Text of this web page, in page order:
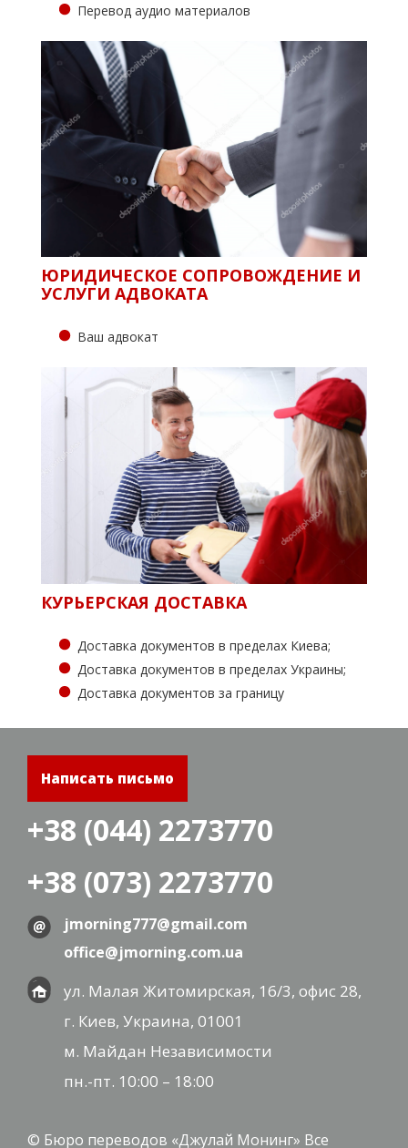
Перевод аудио материалов
ЮРИДИЧЕСКОЕ СОПРОВОЖДЕНИЕ И
УСЛУГИ АДВОКАТА
Ваш адвокат
КУРЬЕРСКАЯ ДОСТАВКА
Доставка документов в пределах Киева;
Доставка документов в пределах Украины;
Доставка документов за границу
© Бюро переводов «Джулай Монинг» Все
+38 (044) 2273770
+38 (073) 2273770
jmorning777@gmail.com
office@jmorning.com.ua
ул. Малая Житомирская, 16/3, офис 28,
г. Киев, Украина, 01001
м. Майдан Независимости
пн.-пт. 10:00 – 18:00
Написать письмо